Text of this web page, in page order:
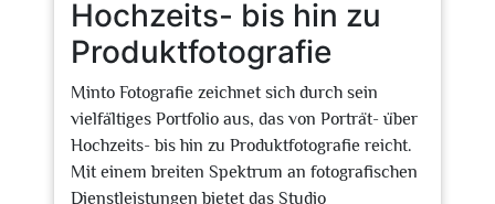
Hochzeits- bis hin zu
Produktfotografie
Minto Fotografie zeichnet sich durch sein
vielfältiges Portfolio aus, das von Porträt- über
Hochzeits- bis hin zu Produktfotografie reicht.
Mit einem breiten Spektrum an fotografischen
Dienstleistungen bietet das Studio